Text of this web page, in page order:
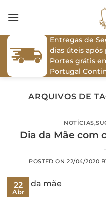
Entregas de
dias úteis
Portes grátis
Portugal
ARQUIVOS DE
NOTÍCIAS,
Dia da Mãe com
POSTED ON 22/04/2020
22
Abr